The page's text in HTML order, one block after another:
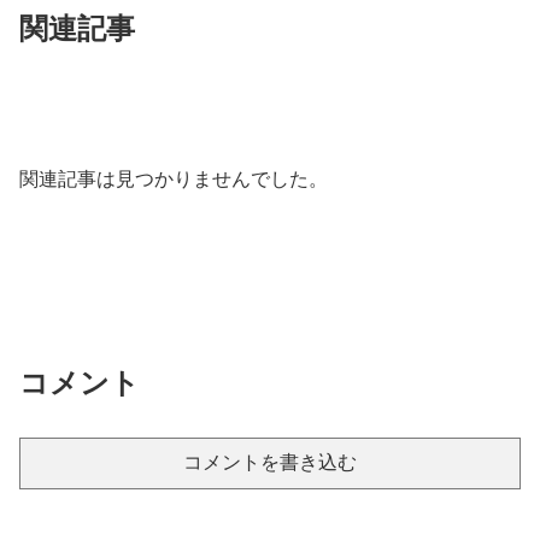
関連記事
関連記事は見つかりませんでした。
コメント
コメントを書き込む